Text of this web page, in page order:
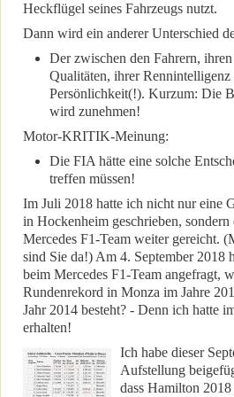
Heckflügel seines Fahrzeugs nutzt.
Dann wird ein anderer Unterschied
Der zwischen den Fahrern,
Qualitäten, ihrer Rennintelligenz
Persönlichkeit(!). Kurzum: Die
wird zunehmen!
Motor-KRITIK-Meinung:
Die FIA hätte eine solche
treffen müssen!
Im Juli 2018 hatte ich nicht nur eine
in Hockenheim geschrieben, sondern
Mercedes F1-Team weiter gereicht.
sind Sie da!) Am 4. September 2018
beim Mercedes F1-Team angefragt,
Rundenrekord in Monza im Jahre
Jahr 2014 besteht? - Denn ich hatte
erhalten!
Ich habe dieser
Aufstellung
dass Hamilton